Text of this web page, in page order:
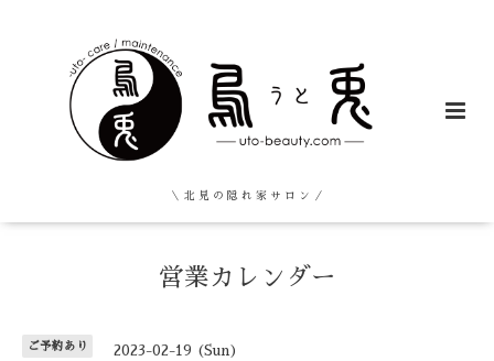
＼ 北 見 の 隠 れ 家 サ ロ ン ／
営業カレンダー
ご予約あり 2023-02-19 (Sun)